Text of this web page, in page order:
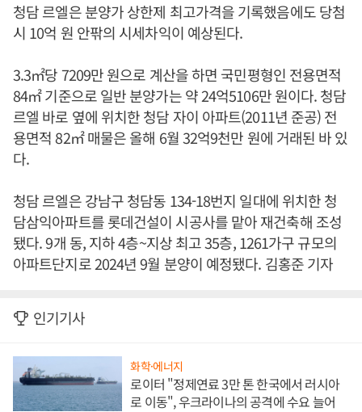
청담 르엘은 분양가 상한제 최고가격을 기록했음에도 당첨
시 10억 원 안팎의 시세차익이 예상된다.
3.3㎡당 7209만 원으로 계산을 하면 국민평형인 전용면적
84㎡ 기준으로 일반 분양가는 약 24억5106만 원이다. 청담
르엘 바로 옆에 위치한 청담 자이 아파트(2011년 준공) 전
용면적 82㎡ 매물은 올해 6월 32억9천만 원에 거래된 바 있
다.
청담 르엘은 강남구 청담동 134-18번지 일대에 위치한 청
담삼익아파트를 롯데건설이 시공사를 맡아 재건축해 조성
됐다. 9개 동, 지하 4층~지상 최고 35층, 1261가구 규모의
아파트단지로 2024년 9월 분양이 예정됐다. 김홍준 기자
인기기사
화학·에너지
로이터 "정제연료 3만 톤 한국에서 러시아
로 이동", 우크라이나의 공격에 수요 늘어